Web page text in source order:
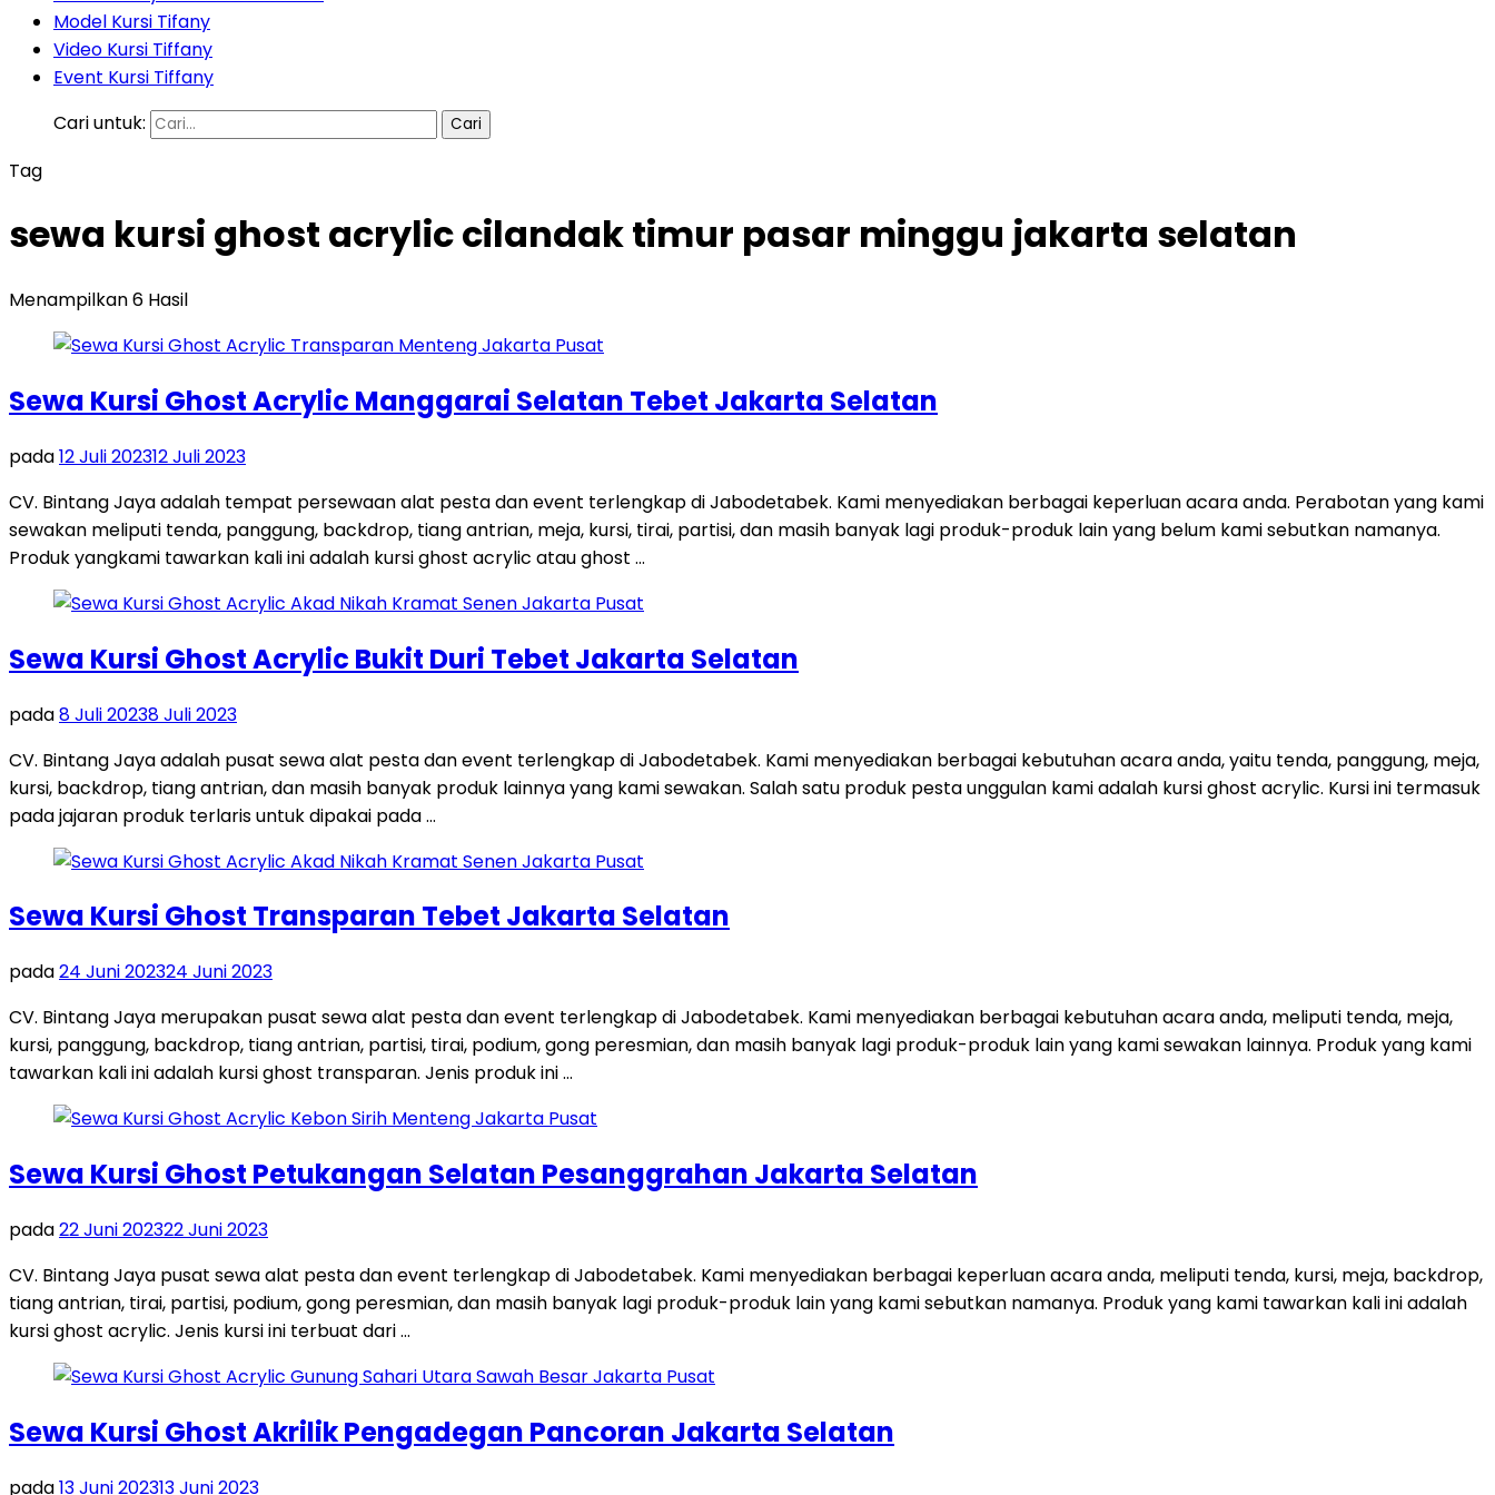
Model Kursi Tifany
Video Kursi Tiffany
Event Kursi Tiffany
Cari untuk:
Tag
sewa kursi ghost acrylic cilandak timur pasar minggu jakarta selatan
Menampilkan 6 Hasil
Sewa Kursi Ghost Acrylic Manggarai Selatan Tebet Jakarta Selatan
pada12 Juli 202312 Juli 2023
CV. Bintang Jaya adalah tempat persewaan alat pesta dan event terlengkap di Jabodetabek. Kami menyediakan berbagai keperluan acara anda. Perabotan yang kami
sewakan meliputi tenda, panggung, backdrop, tiang antrian, meja, kursi, tirai, partisi, dan masih banyak lagi produk-produk lain yang belum kami sebutkan namanya.
Produk yangkami tawarkan kali ini adalah kursi ghost acrylic atau ghost …
Sewa Kursi Ghost Acrylic Bukit Duri Tebet Jakarta Selatan
pada8 Juli 20238 Juli 2023
CV. Bintang Jaya adalah pusat sewa alat pesta dan event terlengkap di Jabodetabek. Kami menyediakan berbagai kebutuhan acara anda, yaitu tenda, panggung, meja,
kursi, backdrop, tiang antrian, dan masih banyak produk lainnya yang kami sewakan. Salah satu produk pesta unggulan kami adalah kursi ghost acrylic. Kursi ini termasuk
pada jajaran produk terlaris untuk dipakai pada …
Sewa Kursi Ghost Transparan Tebet Jakarta Selatan
pada24 Juni 202324 Juni 2023
CV. Bintang Jaya merupakan pusat sewa alat pesta dan event terlengkap di Jabodetabek. Kami menyediakan berbagai kebutuhan acara anda, meliputi tenda, meja,
kursi, panggung, backdrop, tiang antrian, partisi, tirai, podium, gong peresmian, dan masih banyak lagi produk-produk lain yang kami sewakan lainnya. Produk yang kami
tawarkan kali ini adalah kursi ghost transparan. Jenis produk ini …
Sewa Kursi Ghost Petukangan Selatan Pesanggrahan Jakarta Selatan
pada22 Juni 202322 Juni 2023
CV. Bintang Jaya pusat sewa alat pesta dan event terlengkap di Jabodetabek. Kami menyediakan berbagai keperluan acara anda, meliputi tenda, kursi, meja, backdrop,
tiang antrian, tirai, partisi, podium, gong peresmian, dan masih banyak lagi produk-produk lain yang kami sebutkan namanya. Produk yang kami tawarkan kali ini adalah
kursi ghost acrylic. Jenis kursi ini terbuat dari …
Sewa Kursi Ghost Akrilik Pengadegan Pancoran Jakarta Selatan
pada13 Juni 202313 Juni 2023